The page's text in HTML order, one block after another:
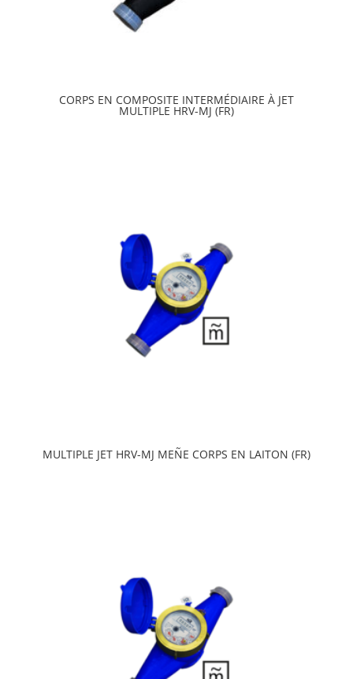
CORPS EN COMPOSITE INTERMÉDIAIRE À JET
MULTIPLE HRV-MJ (FR)
MULTIPLE JET HRV-MJ MEÑE CORPS EN LAITON (FR)